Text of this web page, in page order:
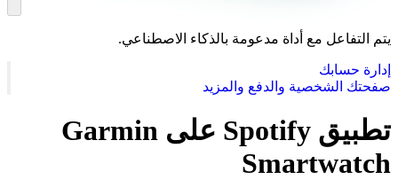
يتم التفاعل مع أداة مدعومة بالذكاء الاصطناعي.
إدارة حسابك
صفحتك الشخصية والدفع والمزيد
تطبيق Spotify على Garmin
Smartwatch